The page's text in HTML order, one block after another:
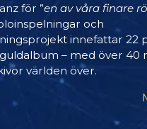
för ”en av våra finare
och
innefattar 22
– med över 40
världen över.